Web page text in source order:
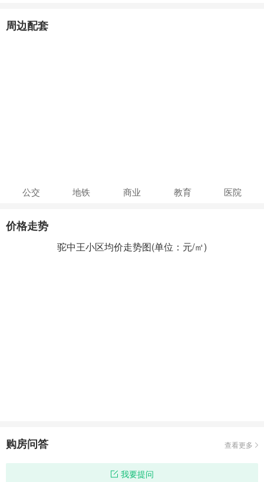
周边配套
公交 地铁 商业 教育 医院
价格走势
驼中王小区均价走势图(单位：元/㎡)
购房问答 查看更多
我要提问